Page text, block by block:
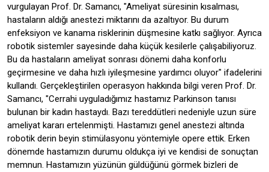
vurgulayan Prof. Dr. Samancı, "Ameliyat süresinin kısalması,
hastaların aldığı anestezi miktarını da azaltıyor. Bu durum
enfeksiyon ve kanama risklerinin düşmesine katkı sağlıyor. Ayrıca
robotik sistemler sayesinde daha küçük kesilerle çalışabiliyoruz.
Bu da hastaların ameliyat sonrası dönemi daha konforlu
geçirmesine ve daha hızlı iyileşmesine yardımcı oluyor" ifadelerini
kullandı. Gerçekleştirilen operasyon hakkında bilgi veren Prof. Dr.
Samancı, "Cerrahi uyguladığımız hastamız Parkinson tanısı
bulunan bir kadın hastaydı. Bazı tereddütleri nedeniyle uzun süre
ameliyat kararı ertelenmişti. Hastamızı genel anestezi altında
robotik derin beyin stimülasyonu yöntemiyle opere ettik. Erken
dönemde hastamızın durumu oldukça iyi ve kendisi de sonuçtan
memnun. Hastamızın yüzünün güldüğünü görmek bizleri de